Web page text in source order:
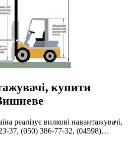
купити
реалізує вилкові навантажувачі,
37, (050) 386-77-32, (04598)…